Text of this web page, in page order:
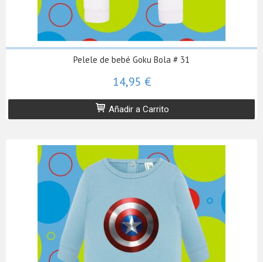
Pelele de bebé Goku Bola # 31
14,95 €
Añadir a Carrito